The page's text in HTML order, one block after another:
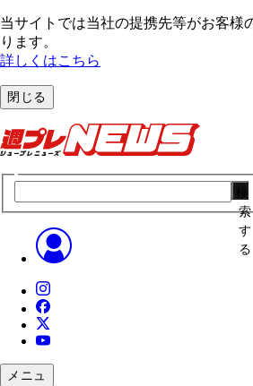
当サイトでは当社の提携先等がお客様
ります。
詳しくはこちら
閉じる
索
す
る
メニュ